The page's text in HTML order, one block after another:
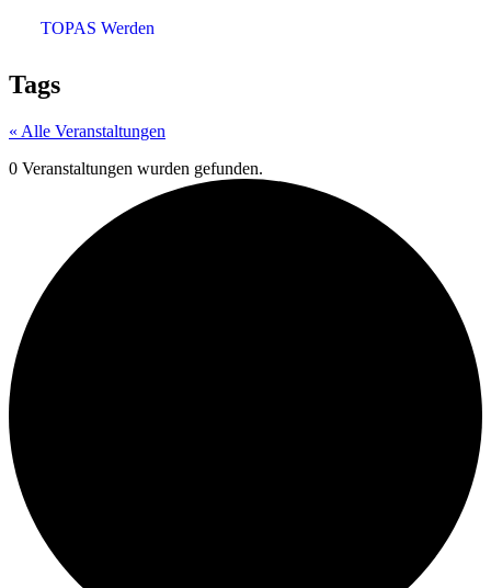
TOPAS Werden
Tags
« Alle Veranstaltungen
0 Veranstaltungen wurden gefunden.